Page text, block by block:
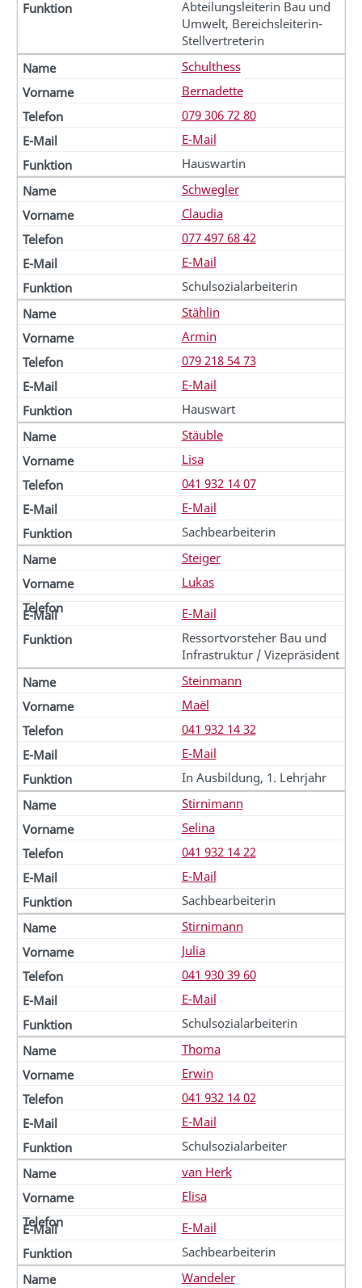
Abteilungsleiterin Bau und
Umwelt, Bereichsleiterin-
Stellvertreterin
Schulthess
Bernadette
079 306 72 80
E-Mail
Hauswartin
Schwegler
Claudia
077 497 68 42
E-Mail
Schulsozialarbeiterin
Stählin
Armin
079 218 54 73
E-Mail
Hauswart
Stäuble
Lisa
041 932 14 07
E-Mail
Sachbearbeiterin
Steiger
Lukas
E-Mail
Ressortvorsteher Bau und
Infrastruktur / Vizepräsident
Steinmann
Maël
041 932 14 32
E-Mail
In Ausbildung, 1. Lehrjahr
Stirnimann
Selina
041 932 14 22
E-Mail
Sachbearbeiterin
Stirnimann
Julia
041 930 39 60
E-Mail
Schulsozialarbeiterin
Thoma
Erwin
041 932 14 02
E-Mail
Schulsozialarbeiter
van Herk
Elisa
E-Mail
Sachbearbeiterin
Wandeler